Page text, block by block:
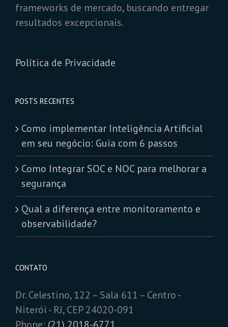
frameworks de mercado, buscando entregar
resultados excepcionais.
Política de Privacidade
POSTS RECENTES
Como implementar Inteligência Artificial
em seu negócio: Guia com 6 passos
Como Integrar SOC e NOC para melhorar a
segurança
Qual a diferença entre monitoramento e
observabilidade?
CONTATO
Dr. Celestino, 122 – Sala 611 – Centro -
Niterói - RJ, CEP 24020-091
Phone: (21) 2018-6771